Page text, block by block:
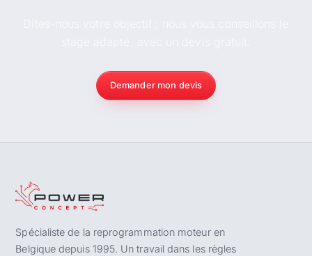
Demander mon devis
Spécialiste de la reprogrammation moteur en
Belgique depuis 1995. Un travail dans les règles